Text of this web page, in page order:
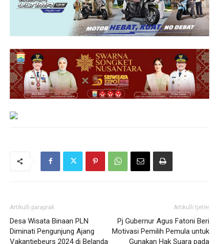
Artikulli paraprak
Desa Wisata Binaan PLN
Diminati Pengunjung Ajang
Vakantiebeurs 2024 di Belanda
Artikulli tjetër
Pj Gubernur Agus Fatoni Beri
Motivasi Pemilih Pemula untuk
Gunakan Hak Suara pada